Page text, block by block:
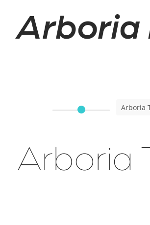
Arboria
Arboria
Arboria